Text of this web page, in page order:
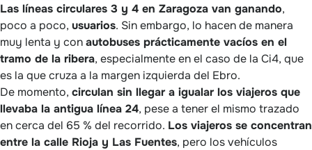
Las líneas circulares 3 y 4 en Zaragoza van ganando,
poco a poco, usuarios. Sin embargo, lo hacen de manera
muy lenta y conautobuses prácticamente vacíos en el
tramo de la ribera, especialmente en el caso de la Ci4, que
es la que cruza a la margen izquierda del Ebro.
De momento, circulan sin llegar a igualar los viajeros que
llevaba la antigua línea 24, pese a tener el mismo trazado
en cerca del 65 % del recorrido. Los viajeros se concentran
entre la calle Rioja y Las Fuentes, pero los vehículos